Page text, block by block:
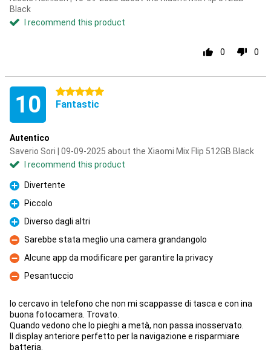
Black
I recommend this product
0 0
10 5 stars
Fantastic
Autentico
Saverio Sori | 09-09-2025 about the Xiaomi Mix Flip 512GB Black
I recommend this product
Pro
Divertente
Pro
Piccolo
Pro
Diverso dagli altri
Con
Sarebbe stata meglio una camera grandangolo
Con
Alcune app da modificare per garantire la privacy
Con
Pesantuccio
Io cercavo in telefono che non mi scappasse di tasca e con ina
buona fotocamera. Trovato.
Quando vedono che lo pieghi a metà, non passa inosservato.
Il display anteriore perfetto per la navigazione e risparmiare
batteria.